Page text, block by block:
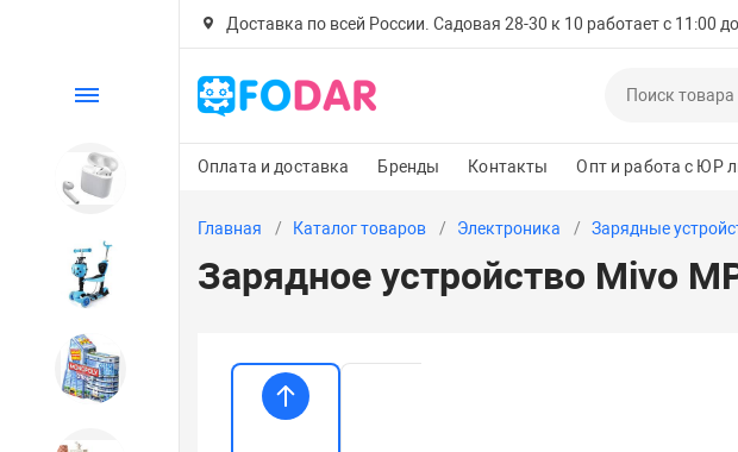
Доставка по всей России. Садовая 28-30 к 10 работает с 11:00
Оплата и доставка Бренды Контакты Опт и работа с ЮР
Каталог
Электроника
Детский транспорт
Настольные игры
Главная Каталог товаров Электроника Зарядные
Зарядное устройство Mivo